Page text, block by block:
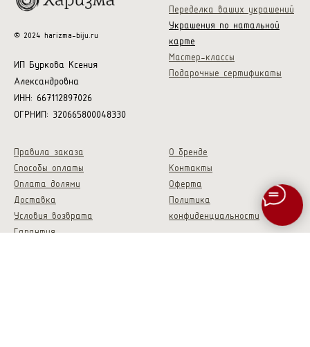
© 2024 harizma-biju.ru
ИП Буркова Ксения
Александровна
ИНН: 667112897026
ОГРНИП: 320665800048330
Переделка ваших украшений
Украшения по натальной
карте
Мастер-классы
Подарочные сертификаты
Правила заказа
Способы оплаты
Оплата долями
Доставка
Условия возврата
Гарантия
О бренде
Контакты
Оферта
Политика
конфиденциальности